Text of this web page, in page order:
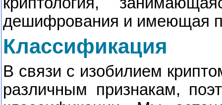
дешифрования и имеющая
Классификация
В связи с изобилием
различным признакам,